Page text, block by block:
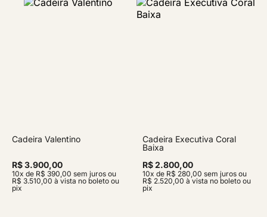
Cadeira Valentino
R$ 3.900,00
10x de R$ 390,00 sem juros ou
R$ 3.510,00 à vista no boleto ou
pix
Cadeira Executiva Coral
Baixa
R$ 2.800,00
10x de R$ 280,00 sem juros ou
R$ 2.520,00 à vista no boleto ou
pix